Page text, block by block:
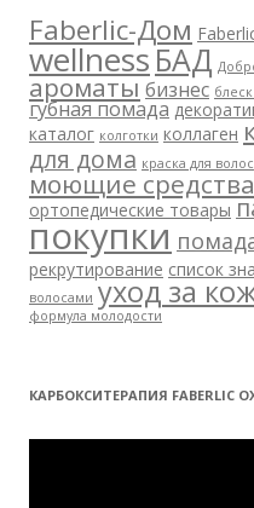
Faberlic-Дом
wellnessБАД
ароматыбизнес
губная помада
каталог колготки коллаген
для дома краска для волос
моющие средства
ортопедические товары
покупки
рекрутирование список
волосами уход за
формула молодости
КАРБОКСИТЕРАПИЯ FABERLIC
Видеоплеер